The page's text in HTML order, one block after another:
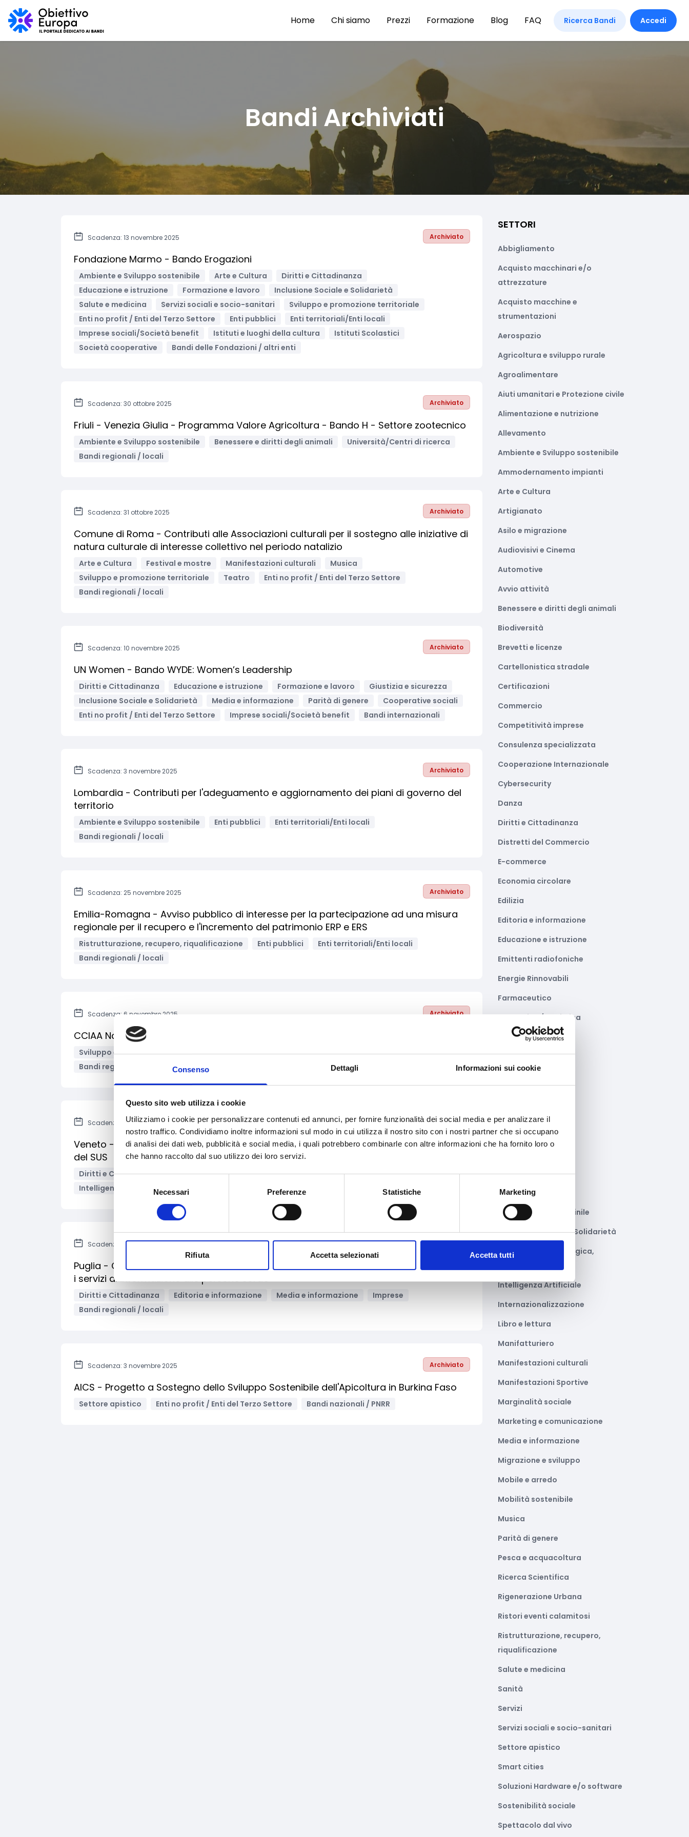
Consenso Dettagli Informazioni sui cookie
Questo sito web utilizza i cookie
Utilizziamo i cookie per personalizzare contenuti ed annunci, per fornire funzionalità dei social media e per analizzare il
nostro traffico. Condividiamo inoltre informazioni sul modo in cui utilizza il nostro sito con i nostri partner che si occupano
di analisi dei dati web, pubblicità e social media, i quali potrebbero combinarle con altre informazioni che ha fornito loro o
che hanno raccolto dal suo utilizzo dei loro servizi.
del
Necessari Preferenze Statistiche Marketing
Rifiuta Accetta selezionati Accetta tutti
Home Chi siamo Prezzi Formazione Blog FAQ Ricerca Bandi Accedi
Bandi Archiviati
Scadenza: 13 novembre 2025 Archiviato
Fondazione Marmo - Bando Erogazioni
Ambiente e Sviluppo sostenibile Arte e Cultura
Diritti e Cittadinanza
Educazione e istruzione
Formazione e lavoro
Inclusione Sociale e Solidarietà
Salute e medicina
Servizi sociali e socio-sanitari
Sviluppo e promozione territoriale
Enti no profit / Enti del Terzo Settore
Enti pubblici
Enti territoriali/Enti locali
Imprese sociali/Società benefit
Istituti e luoghi della cultura
Istituti Scolastici
Società cooperative
Bandi delle Fondazioni / altri enti
Scadenza: 30 ottobre 2025 Archiviato
Friuli - Venezia Giulia - Programma Valore Agricoltura - Bando H - Settore zootecnico
Ambiente e Sviluppo sostenibile Benessere e diritti degli animali
Università/Centri di ricerca
Bandi regionali / locali
Scadenza: 31 ottobre 2025 Archiviato
Comune di Roma - Contributi alle Associazioni culturali per il sostegno alle iniziative di
natura culturale di interesse collettivo nel periodo natalizio
Arte e Cultura Festival e mostre Manifestazioni culturali
Musica
Sviluppo e promozione territoriale
Teatro
Enti no profit / Enti del Terzo Settore
Bandi regionali / locali
Scadenza: 10 novembre 2025 Archiviato
UN Women - Bando WYDE: Women’s Leadership
Diritti e Cittadinanza Educazione e istruzione Formazione e lavoro
Giustizia e sicurezza
Inclusione Sociale e Solidarietà
Media e informazione Parità di genere
Cooperative sociali
Enti no profit / Enti del Terzo Settore
Imprese sociali/Società benefit Bandi internazionali
Scadenza: 3 novembre 2025 Archiviato
Lombardia - Contributi per l'adeguamento e aggiornamento dei piani di governo del
territorio
Ambiente e Sviluppo sostenibile Enti pubblici
Enti territoriali/Enti locali
Bandi regionali / locali
Scadenza: 25 novembre 2025 Archiviato
Emilia-Romagna - Avviso pubblico di interesse per la partecipazione ad una misura
regionale per il recupero e l'incremento del patrimonio ERP e ERS
Ristrutturazione, recupero, riqualificazione Enti pubblici
Enti territoriali/Enti locali
Bandi regionali / locali
Scadenza: 6 novembre 2025 Archiviato
CCIAA Napoli - Bando a sportello per i comuni della provincia
Sviluppo e promozione territoriale Enti pubblici
Enti territoriali/Enti locali
Bandi regionali / locali
Scadenza: 16 marzo 2026 Archiviato
Veneto - Bando per Sostegno alla Transizione Digitale delle Aree urbane nell'ambito
del SUS
Diritti e Cittadinanza Giustizia e sicurezza
Innovazione tecnologica, digitalizzazione, ICT
Intelligenza Artificiale
Enti territoriali/Enti locali Bandi regionali / locali
Scadenza: 3 novembre 2025 Archiviato
Puglia - Contributi per le emittenti televisive che utilizzano la LIS per rendere accessibili
i servizi di informazione alle persone sorde
Diritti e Cittadinanza Editoria e informazione Media e informazione
Imprese
Bandi regionali / locali
Scadenza: 3 novembre 2025 Archiviato
AICS - Progetto a Sostegno dello Sviluppo Sostenibile dell'Apicoltura in Burkina Faso
Settore apistico Enti no profit / Enti del Terzo Settore Bandi nazionali / PNRR
SETTORI
Abbigliamento
Acquisto macchinari e/o
attrezzature
Acquisto macchine e
strumentazioni
Aerospazio
Agricoltura e sviluppo rurale
Agroalimentare
Aiuti umanitari e Protezione civile
Alimentazione e nutrizione
Allevamento
Ambiente e Sviluppo sostenibile
Ammodernamento impianti
Arte e Cultura
Artigianato
Asilo e migrazione
Audiovisivi e Cinema
Automotive
Avvio attività
Benessere e diritti degli animali
Biodiversità
Brevetti e licenze
Cartellonistica stradale
Certificazioni
Commercio
Competitività imprese
Consulenza specializzata
Cooperazione Internazionale
Cybersecurity
Danza
Diritti e Cittadinanza
Distretti del Commercio
E-commerce
Economia circolare
Edilizia
Editoria e informazione
Educazione e istruzione
Emittenti radiofoniche
Energie Rinnovabili
Farmaceutico
Farmacia e/o chimica
Fashion
Festival e mostre
Fotovoltaico
Gastronomia
Green economy
Impianti sportivi
Imprenditoria femminile
Inclusione Sociale e Solidarietà
Innovazione tecnologica,
Intelligenza Artificiale
Internazionalizzazione
Libro e lettura
Manifatturiero
Manifestazioni culturali
Manifestazioni Sportive
Marginalità sociale
Marketing e comunicazione
Media e informazione
Migrazione e sviluppo
Mobile e arredo
Mobilità sostenibile
Musica
Parità di genere
Pesca e acquacoltura
Ricerca Scientifica
Rigenerazione Urbana
Ristori eventi calamitosi
Ristrutturazione, recupero,
riqualificazione
Salute e medicina
Sanità
Servizi
Servizi sociali e socio-sanitari
Settore apistico
Smart cities
Soluzioni Hardware e/o software
Sostenibilità sociale
Spettacolo dal vivo